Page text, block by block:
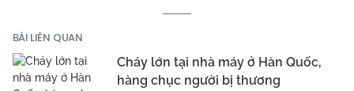
BÀI LIÊN QUAN
Cháy lớn tại nhà máy ở Hàn Quốc,
hàng chục người bị thương